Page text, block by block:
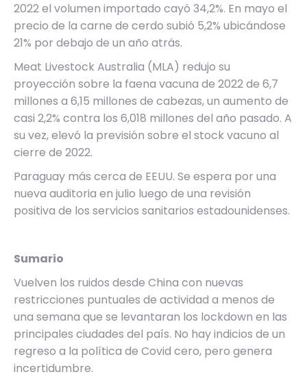
2022 el volumen importado cayó 34,2%. En mayo el
precio de la carne de cerdo subió 5,2% ubicándose
21% por debajo de un año atrás.
Meat Livestock Australia (MLA) redujo su
proyección sobre la faena vacuna de 2022 de 6,7
millones a 6,15 millones de cabezas, un aumento de
casi 2,2% contra los 6,018 millones del año pasado. A
su vez, elevó la previsión sobre el stock vacuno al
cierre de 2022.
Paraguay más cerca de EEUU. Se espera por una
nueva auditoria en julio luego de una revisión
positiva de los servicios sanitarios estadounidenses.
Sumario
Vuelven los ruidos desde China con nuevas
restricciones puntuales de actividad a menos de
una semana que se levantaran los lockdown en las
principales ciudades del país. No hay indicios de un
regreso a la política de Covid cero, pero genera
incertidumbre.